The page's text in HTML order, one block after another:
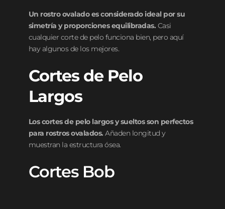
Un rostro ovalado es considerado ideal por su
simetría y proporciones equilibradas. Casi
cualquier corte de pelo funciona bien, pero aquí
hay algunos de los mejores.
Cortes de Pelo
Largos
Los cortes de pelo largos y sueltos son perfectos
para rostros ovalados. Añaden longitud y
muestran la estructura ósea.
Cortes Bob